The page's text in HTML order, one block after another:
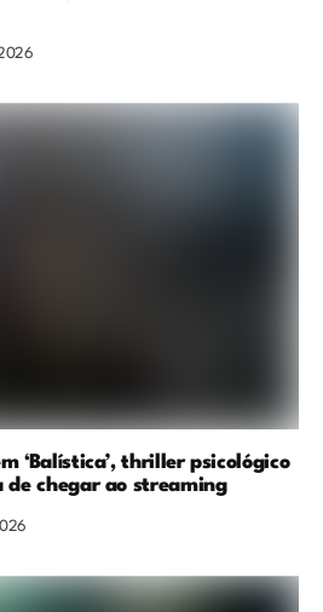
‘Balística’, thriller psicológico
de chegar ao streaming